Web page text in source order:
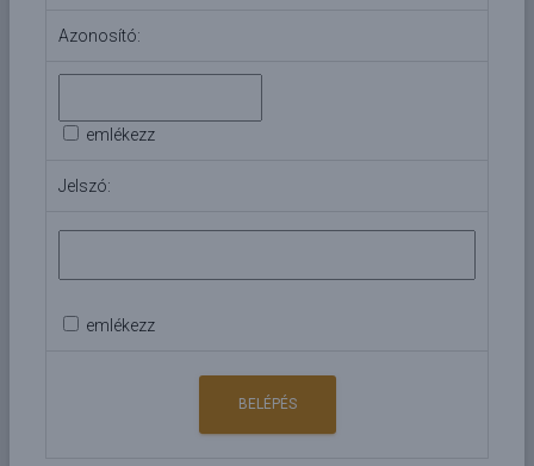
Azonosító:
emlékezz
Jelszó:
emlékezz